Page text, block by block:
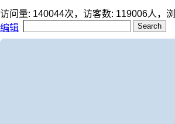
访问量: 140044次，访客数: 119006人，
编辑